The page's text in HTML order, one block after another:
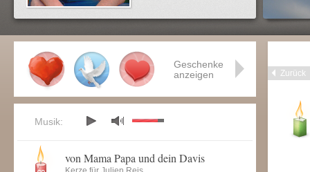
Zurück
Geschenke
anzeigen
Musik:
von Mama Papa und dein Davis